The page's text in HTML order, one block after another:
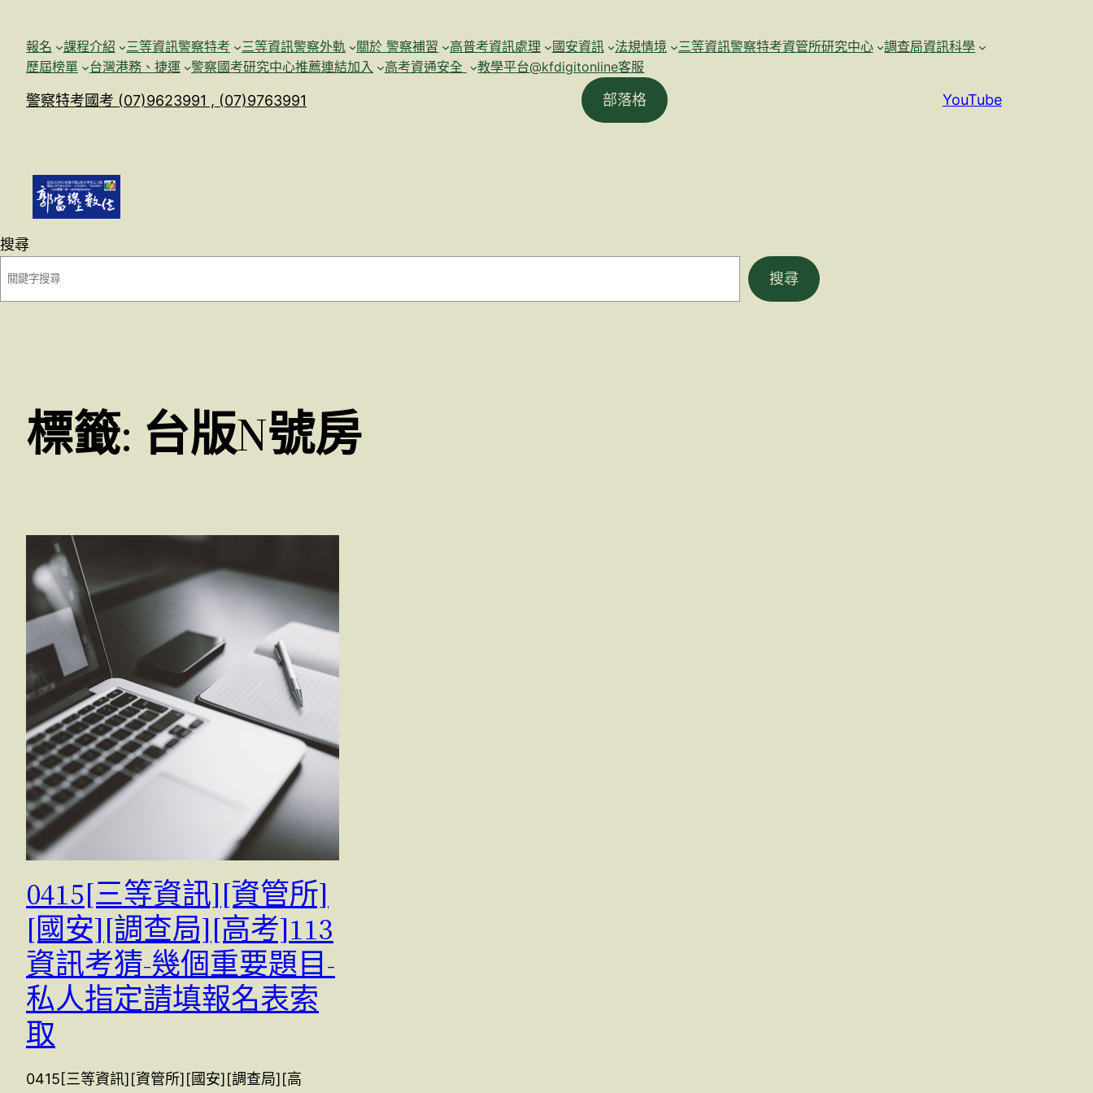
報名 課程介紹 三等資訊警察特考 三等資訊警察外軌 關於 警察補習 高普考資訊處理 國安資訊 法規情境 三等資訊警察特考資管所研究中心
調查局資訊科學
歷屆榜單
台灣港務、捷運 警察國考研究中心推薦連結加入 高考資通安全 教學平台@kfdigitonline客服
警察特考國考 (07)9623991 , (07)9763991 部落格 YouTube
搜尋
搜尋
標籤: 台版N號房
0415[三等資訊][資管所]
[國安][調查局][高考]113
資訊考猜-幾個重要題目-
私人指定請填報名表索
取
0415[三等資訊][資管所][國安][調查局][高